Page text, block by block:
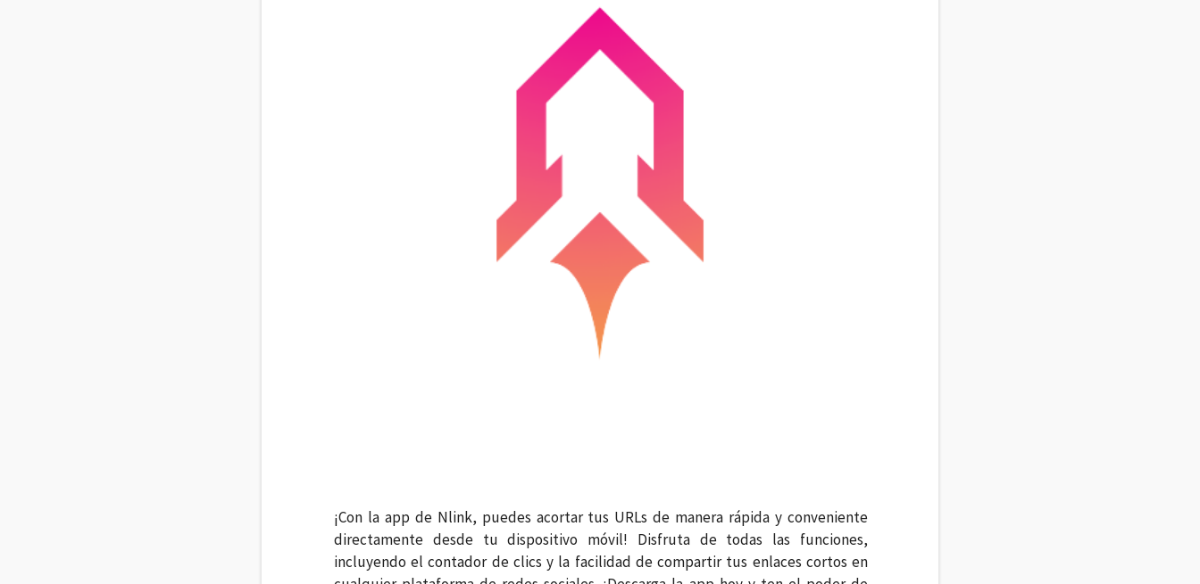
¡Con la app de Nlink, puedes acortar tus URLs de manera rápida y conveniente
directamente desde tu dispositivo móvil! Disfruta de todas las funciones,
incluyendo el contador de clics y la facilidad de compartir tus enlaces cortos en